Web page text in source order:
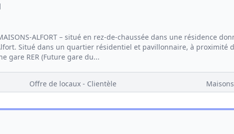
ALFORT – situé en rez-de-chaussée dans une résidence
Situé dans un quartier résidentiel et pavillonnaire, à proximité
gare RER (Future gare du...
Offre de locaux - Clientèle